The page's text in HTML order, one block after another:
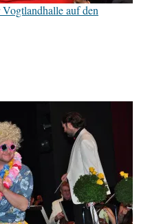
auf den